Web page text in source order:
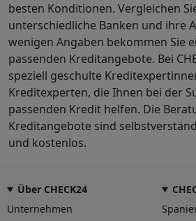
besten Konditionen. Vergleichen
unterschiedliche Banken und ihre
wenigen Angaben bekommen Sie
passenden Kreditangebote. Bei
speziell geschulte
Kreditexperten, die Ihnen bei der
passenden Kredit helfen. Die
Kreditangebote sind
und kostenlos.
Über CHECK24
Unternehmen